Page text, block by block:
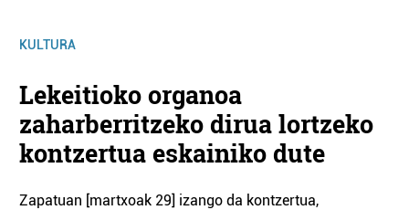
KULTURA
Lekeitioko organoa
zaharberritzeko dirua lortzeko
kontzertua eskainiko dute
Zapatuan [martxoak 29] izango da kontzertua,